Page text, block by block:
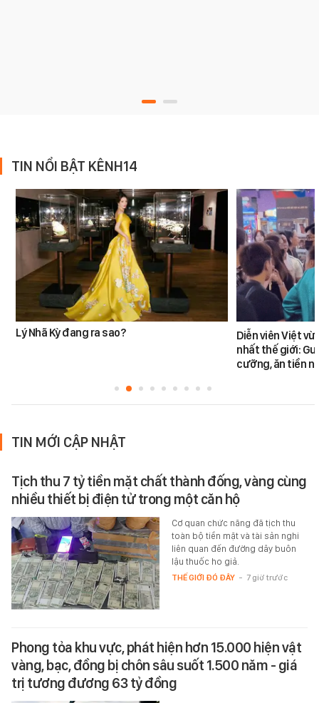
TIN NỔI BẬT KÊNH14
Lý Nhã Kỳ đang ra sao?
Diễn viên Việt
nhất thế giới:
cưỡng, ăn tiền
TIN MỚI CẬP NHẬT
Tịch thu 7 tỷ tiền mặt chất thành đống, vàng cùng
nhiều thiết bị điện tử trong một căn hộ
Cơ quan chức năng đã tịch thu
toàn bộ tiền mặt và tài sản nghi
liên quan đến đường dây buôn
lậu thuốc ho giả.
THẾ GIỚI ĐÓ ĐÂY - 7 giờ trước
Phong tỏa khu vực, phát hiện hơn 15.000 hiện vật
vàng, bạc, đồng bị chôn sâu suốt 1.500 năm - giá
trị tương đương 63 tỷ đồng